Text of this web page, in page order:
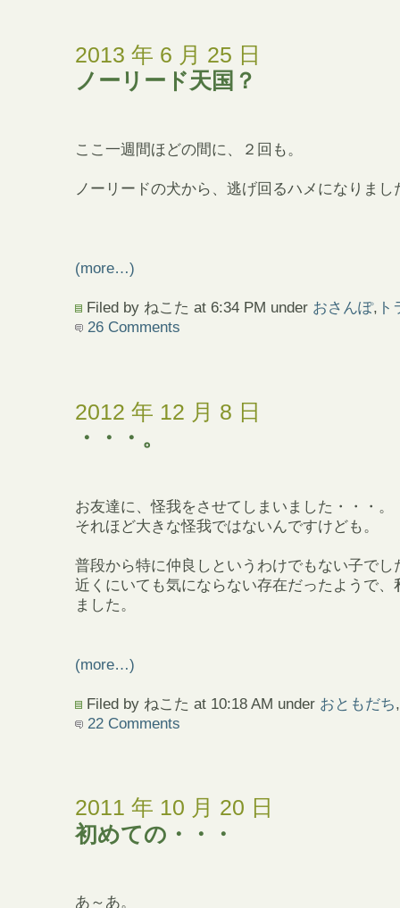
2013 年 6 月 25 日
ノーリード天国？
ここ一週間ほどの間に、２回も。
ノーリードの犬から、逃げ回るハメになりまし
(more…)
Filed by ねこた at 6:34 PM under おさんぽ,
26 Comments
2012 年 12 月 8 日
・・・。
お友達に、怪我をさせてしまいました・・・。
それほど大きな怪我ではないんですけども。
普段から特に仲良しというわけでもない子でし
近くにいても気にならない存在だったようで、
ました。
(more…)
Filed by ねこた at 10:18 AM under おともだち,
22 Comments
2011 年 10 月 20 日
初めての・・・
あ～あ。